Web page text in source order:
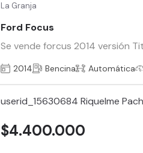
La Granja
Ford Focus
Se vende forcus 2014 versión
2014 Bencina Automática
userid_15630684 Riquelme
$4.400.000